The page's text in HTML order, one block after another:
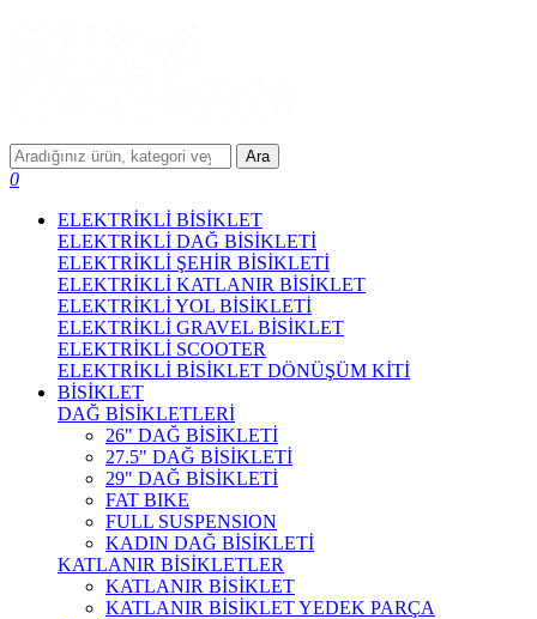
Ara
0
ELEKTRİKLİ BİSİKLET
ELEKTRİKLİ DAĞ BİSİKLETİ
ELEKTRİKLİ ŞEHİR BİSİKLETİ
ELEKTRİKLİ KATLANIR BİSİKLET
ELEKTRİKLİ YOL BİSİKLETİ
ELEKTRİKLİ GRAVEL BİSİKLET
ELEKTRİKLİ SCOOTER
ELEKTRİKLİ BİSİKLET DÖNÜŞÜM KİTİ
BİSİKLET
DAĞ BİSİKLETLERİ
26" DAĞ BİSİKLETİ
27.5" DAĞ BİSİKLETİ
29" DAĞ BİSİKLETİ
FAT BIKE
FULL SUSPENSION
KADIN DAĞ BİSİKLETİ
KATLANIR BİSİKLETLER
KATLANIR BİSİKLET
KATLANIR BİSİKLET YEDEK PARÇA